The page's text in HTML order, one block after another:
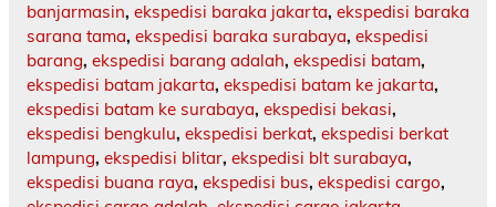
banjarmasin, ekspedisi baraka jakarta, ekspedisi baraka
sarana tama, ekspedisi baraka surabaya, ekspedisi
barang, ekspedisi barang adalah, ekspedisi batam,
ekspedisi batam jakarta, ekspedisi batam ke jakarta,
ekspedisi batam ke surabaya, ekspedisi bekasi,
ekspedisi bengkulu, ekspedisi berkat, ekspedisi berkat
lampung, ekspedisi blitar, ekspedisi blt surabaya,
ekspedisi buana raya, ekspedisi bus, ekspedisi cargo,